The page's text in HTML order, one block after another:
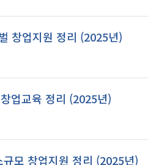
창업지원 정리 (2025년)
업교육 정리 (2025년)
모 창업지원 정리 (2025년)